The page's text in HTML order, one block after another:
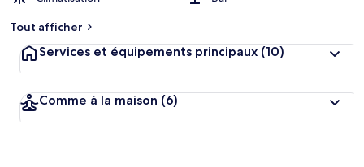
Tout afficher
Services et équipements principaux (10)
Comme à la maison (6)